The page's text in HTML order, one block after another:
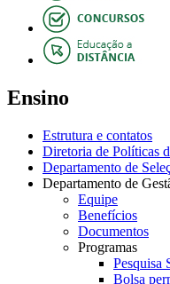
Ensino
Estrutura e contatos
Diretoria de Políticas
Departamento de
Departamento de
Equipe
Benefícios
Documentos
Programas
Pesquisa
Bolsa